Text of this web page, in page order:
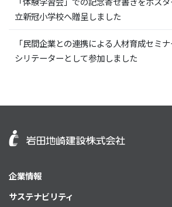
立新冠小学校へ贈呈しました
「民間企業との連携による人材育成セミ
シリテーターとして参加しました
企業情報
サステナビリティ